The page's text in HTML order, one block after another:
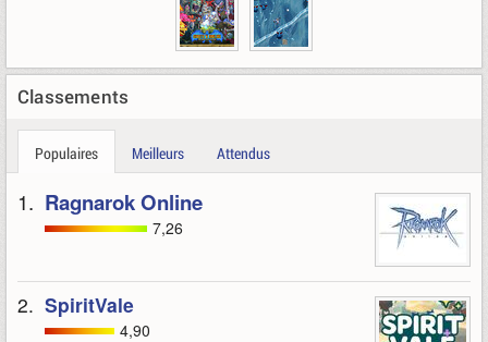
Classements
Populaires Meilleurs Attendus
1. Ragnarok Online
7,26
2. SpiritVale
4,90